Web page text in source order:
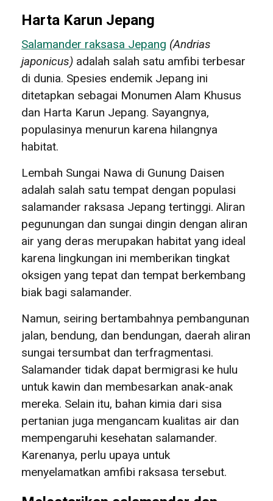
Harta Karun Jepang
Salamander raksasa Jepang (Andrias
japonicus) adalah salah satu amfibi terbesar
di dunia. Spesies endemik Jepang ini
ditetapkan sebagai Monumen Alam Khusus
dan Harta Karun Jepang. Sayangnya,
populasinya menurun karena hilangnya
habitat.
Lembah Sungai Nawa di Gunung Daisen
adalah salah satu tempat dengan populasi
salamander raksasa Jepang tertinggi. Aliran
pegunungan dan sungai dingin dengan aliran
air yang deras merupakan habitat yang ideal
karena lingkungan ini memberikan tingkat
oksigen yang tepat dan tempat berkembang
biak bagi salamander.
Namun, seiring bertambahnya pembangunan
jalan, bendung, dan bendungan, daerah aliran
sungai tersumbat dan terfragmentasi.
Salamander tidak dapat bermigrasi ke hulu
untuk kawin dan membesarkan anak-anak
mereka. Selain itu, bahan kimia dari sisa
pertanian juga mengancam kualitas air dan
mempengaruhi kesehatan salamander.
Karenanya, perlu upaya untuk
menyelamatkan amfibi raksasa tersebut.